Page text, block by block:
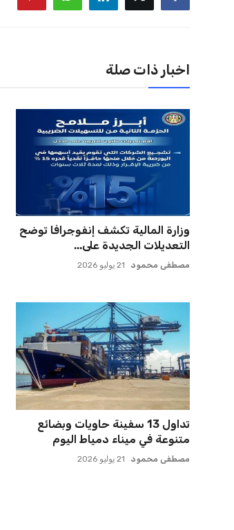
اخبار ذات صلة
وزارة المالية تكشف إنفوجرافا توضح
التعديلات الجديدة على...
مصطفى محمود 21 يوليو 2026
تداول 13 سفينة حاويات وبضائع
متنوعة في ميناء دمياط اليوم
مصطفى محمود 21 يوليو 2026